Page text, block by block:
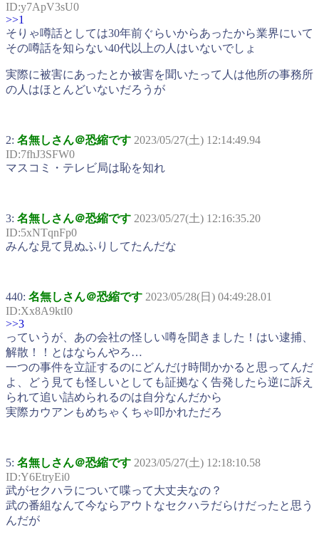
ID:y7ApV3sU0
>>1
そりゃ噂話としては30年前ぐらいからあったから業界にいて
その噂話を知らない40代以上の人はいないでしょ
実際に被害にあったとか被害を聞いたって人は他所の事務所
の人はほとんどいないだろうが
2: 名無しさん＠恐縮です 2023/05/27(土) 12:14:49.94
ID:7fhJ3SFW0
マスコミ・テレビ局は恥を知れ
3: 名無しさん＠恐縮です 2023/05/27(土) 12:16:35.20
ID:5xNTqnFp0
みんな見て見ぬふりしてたんだな
440: 名無しさん＠恐縮です 2023/05/28(日) 04:49:28.01
ID:Xx8A9ktI0
>>3
っていうが、あの会社の怪しい噂を聞きました！はい逮捕、
解散！！とはならんやろ…
一つの事件を立証するのにどんだけ時間かかると思ってんだ
よ、どう見ても怪しいとしても証拠なく告発したら逆に訴え
られて追い詰められるのは自分なんだから
実際カウアンもめちゃくちゃ叩かれただろ
5: 名無しさん＠恐縮です 2023/05/27(土) 12:18:10.58
ID:Y6EtryEi0
武がセクハラについて喋って大丈夫なの？
武の番組なんて今ならアウトなセクハラだらけだったと思う
んだが